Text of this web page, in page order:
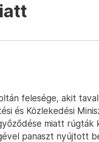
felesége, akit
és Közlekedési
miatt rúgták
panaszt nyújtott